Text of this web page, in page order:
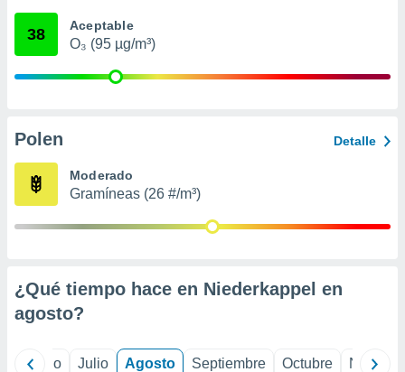
mediante
publicidad
de
38 Aceptable
O₃ (95 µg/m³)
Polen Detalle
Moderado
Gramíneas (26 #/m³)
¿Qué tiempo hace en Niederkappel en
agosto?
Junio Julio Agosto Septiembre Octubre